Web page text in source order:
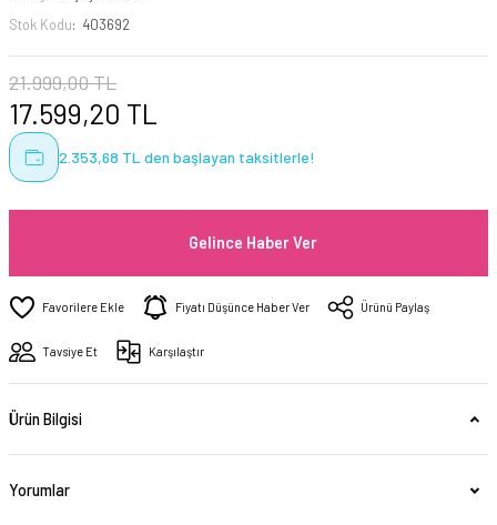
Stok Kodu
403692
21.999,00 TL
17.599,20 TL
2.353,68 TL den başlayan taksitlerle!
Gelince Haber Ver
Fiyatı Düşünce Haber Ver Ürünü Paylaş
Tavsiye Et Karşılaştır
Ürün Bilgisi
Yorumlar